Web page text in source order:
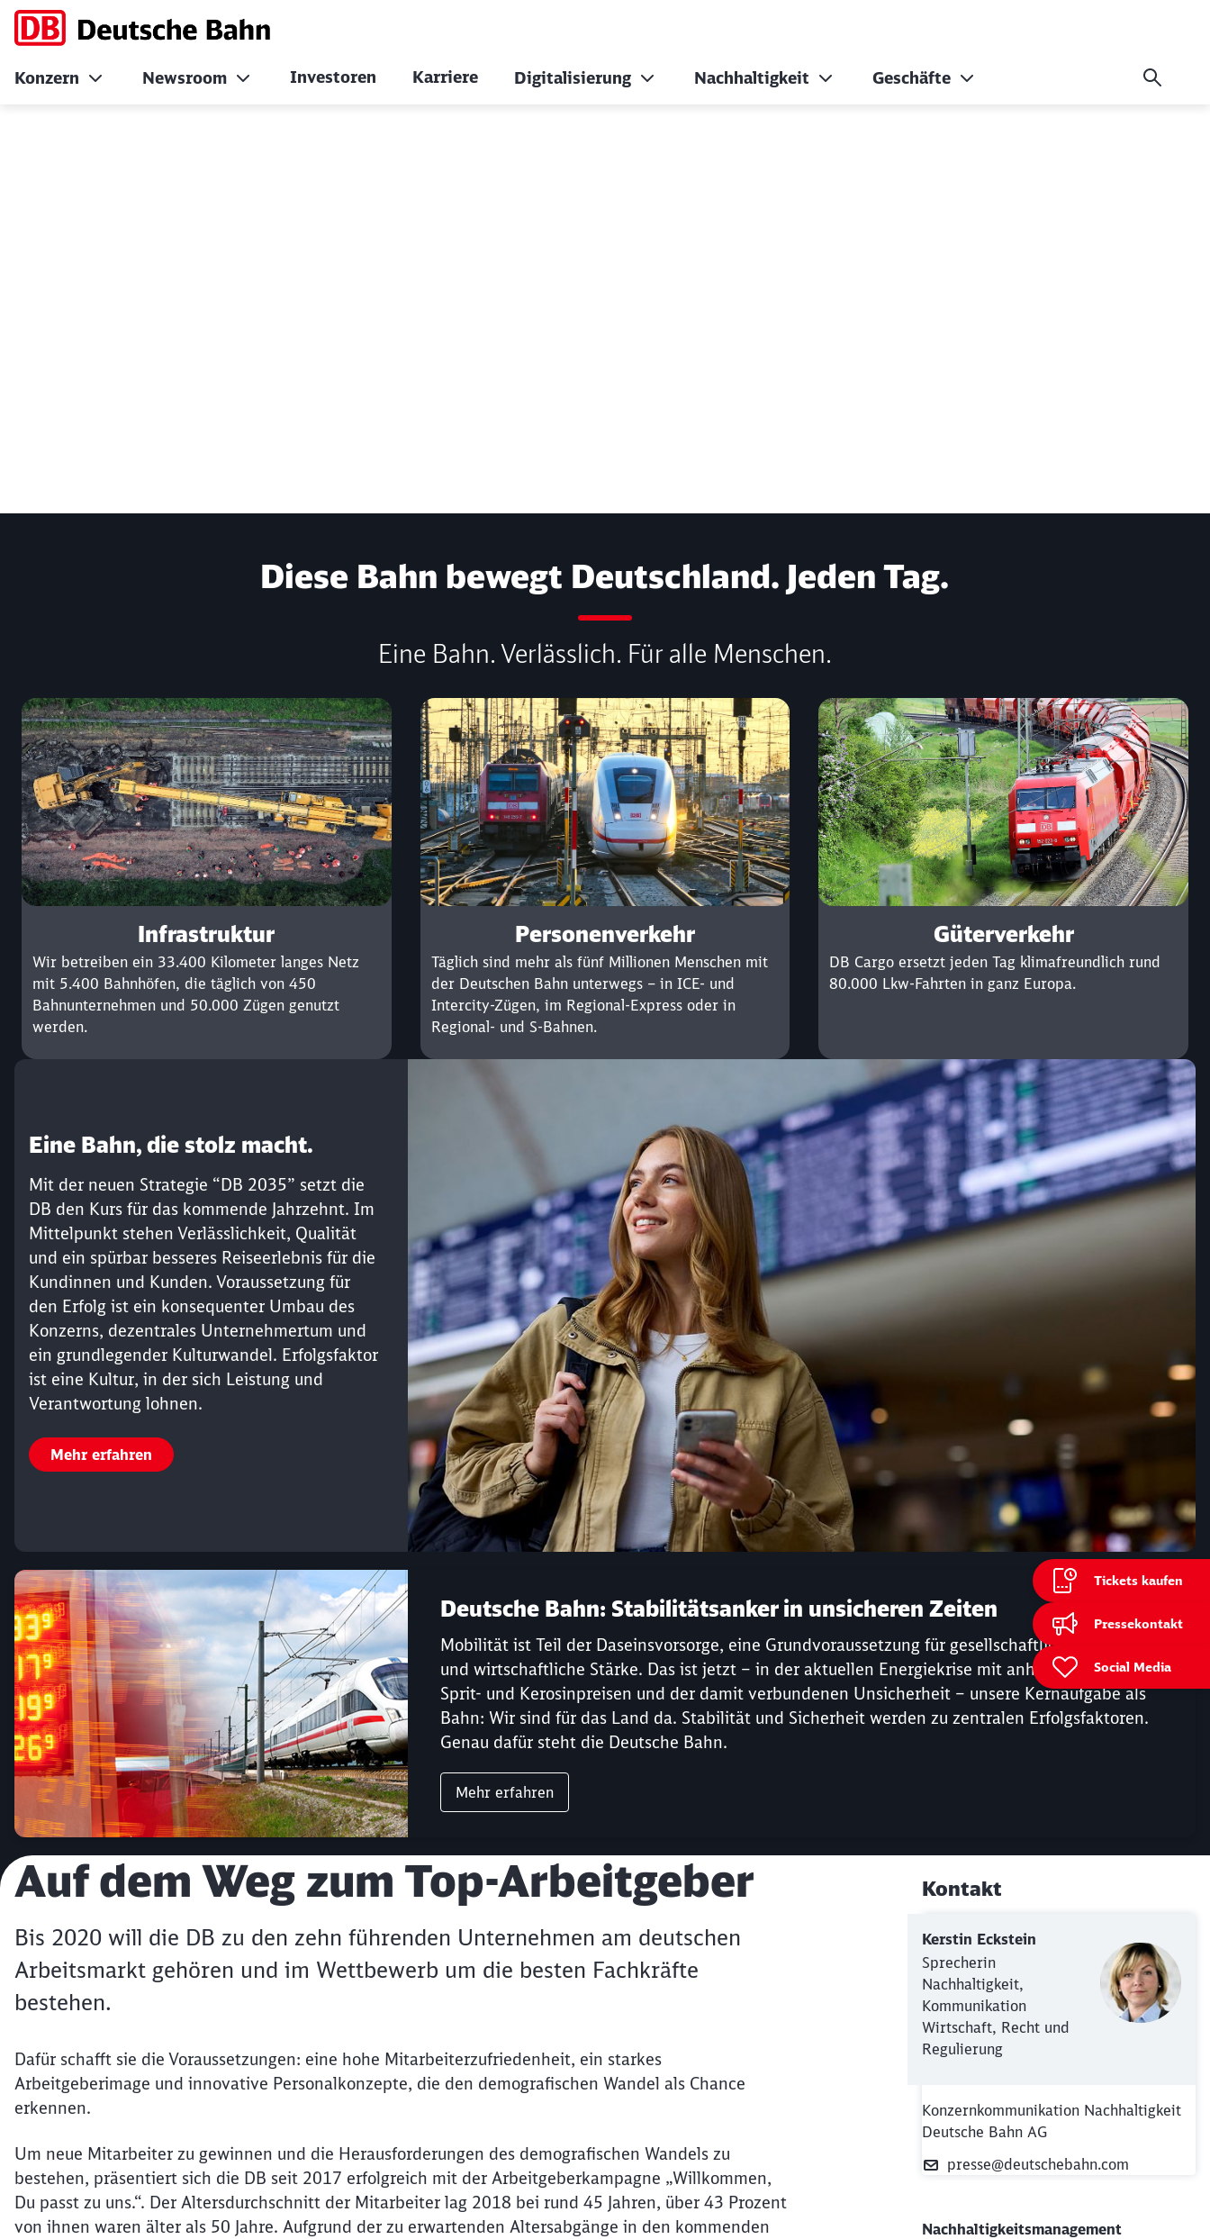
Konzern Newsroom Investoren Karriere Digitalisierung Nachhaltigkeit Geschäfte
Tickets kaufen
Pressekontakt
Social Media
Diese Bahn bewegt Deutschland. Jeden Tag.
Eine Bahn. Verlässlich. Für alle Menschen.
Infrastruktur
Wir betreiben ein 33.400 Kilometer langes Netz
mit 5.400 Bahnhöfen, die täglich von 450
Bahnunternehmen und 50.000 Zügen genutzt
werden.
Personenverkehr
Täglich sind mehr als fünf Millionen Menschen mit
der Deutschen Bahn unterwegs – in ICE- und
Intercity-Zügen, im Regional-Express oder in
Regional- und S-Bahnen.
Güterverkehr
DB Cargo ersetzt jeden Tag klimafreundlich rund
80.000 Lkw-Fahrten in ganz Europa.
Eine Bahn, die stolz macht.
Mit der neuen Strategie “DB 2035” setzt die
DB den Kurs für das kommende Jahrzehnt. Im
Mittelpunkt stehen Verlässlichkeit, Qualität
und ein spürbar besseres Reiseerlebnis für die
Kundinnen und Kunden. Voraussetzung für
den Erfolg ist ein konsequenter Umbau des
Konzerns, dezentrales Unternehmertum und
ein grundlegender Kulturwandel. Erfolgsfaktor
ist eine Kultur, in der sich Leistung und
Verantwortung lohnen.
Mehr erfahren
Deutsche Bahn: Stabilitätsanker in unsicheren Zeiten
Mobilität ist Teil der Daseinsvorsorge, eine Grundvoraussetzung für gesellschaftliche Teilhabe
und wirtschaftliche Stärke. Das ist jetzt – in der aktuellen Energiekrise mit anhaltend hohen
Sprit- und Kerosinpreisen und der damit verbundenen Unsicherheit – unsere Kernaufgabe als
Bahn: Wir sind für das Land da. Stabilität und Sicherheit werden zu zentralen Erfolgsfaktoren.
Genau dafür steht die Deutsche Bahn.
Mehr erfahren
Artikel:
Auf dem Weg zum Top-Arbeitgeber
Bis 2020 will die DB zu den zehn führenden Unternehmen am deutschen
Arbeitsmarkt gehören und im Wettbewerb um die besten Fachkräfte
bestehen.
Dafür schafft sie die Voraussetzungen: eine hohe Mitarbeiterzufriedenheit, ein starkes
Arbeitgeberimage und innovative Personalkonzepte, die den demografischen Wandel als Chance
erkennen.
Um neue Mitarbeiter zu gewinnen und die Herausforderungen des demografischen Wandels zu
bestehen, präsentiert sich die DB seit 2017 erfolgreich mit der Arbeitgeberkampagne „Willkommen,
Du passt zu uns.“. Der Altersdurchschnitt der Mitarbeiter lag 2018 bei rund 45 Jahren, über 43 Prozent
von ihnen waren älter als 50 Jahre. Aufgrund der zu erwartenden Altersabgänge in den kommenden
Weiterführende
Kontakt
Kerstin Eckstein
Sprecherin
Nachhaltigkeit,
Kommunikation
Wirtschaft, Recht und
Regulierung
Konzernkommunikation Nachhaltigkeit
Deutsche Bahn AG
presse@deutschebahn.com
Nachhaltigkeitsmanagement
Möchten Sie zu weitergeleitet werden?
Abbrechen Weiter